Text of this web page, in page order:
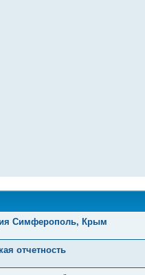
Симферополь, Крым
отчетность